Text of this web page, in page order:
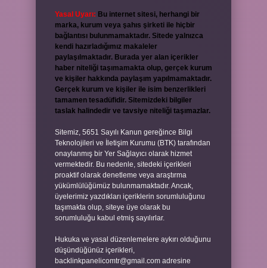
Yasal Uyarı: Bu internet sitesi, herhangi bir
marka, kurum veya şahıs şirketi ile hiçbir
bağlantısı bulunmamaktadır. Sitede yalnızca
kendi hazırladığımız makaleler
paylaşılmaktadır. Burada yer alan içerikler
haber niteliği taşımamakta olup, gerçek kurum
ve kişiler hakkında paylaşım yapılmamaktadır.
Gerçek kurum ve kişiler ile isim benzerlikleri
tamamen tesadüfidir. Sitemizdeki bilgiler
taslak halindedir ve tavsiye niteliği taşımazlar.
Sitemiz, 5651 Sayılı Kanun gereğince Bilgi
Teknolojileri ve İletişim Kurumu (BTK) tarafından
onaylanmış bir Yer Sağlayıcı olarak hizmet
vermektedir. Bu nedenle, sitedeki içerikleri
proaktif olarak denetleme veya araştırma
yükümlülüğümüz bulunmamaktadır. Ancak,
üyelerimiz yazdıkları içeriklerin sorumluluğunu
taşımakta olup, siteye üye olarak bu
sorumluluğu kabul etmiş sayılırlar.
Hukuka ve yasal düzenlemelere aykırı olduğunu
düşündüğünüz içerikleri,
backlinkpanelicomtr@gmail.com adresine